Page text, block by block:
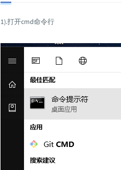
1).打开cmd命令行